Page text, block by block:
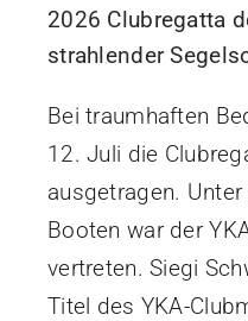
2026 Clubregatta
strahlender
Bei traumhaften
12. Juli die
ausgetragen.
Booten war der
vertreten. Siegi
Titel des YKA-